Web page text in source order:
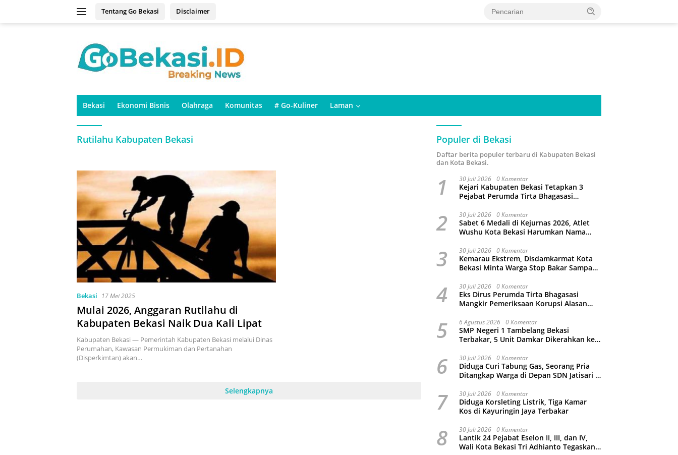
Tentang Go Bekasi Disclaimer
Bekasi Ekonomi Bisnis Olahraga Komunitas # Go-Kuliner Laman
Rutilahu Kabupaten Bekasi
Bekasi 17 Mei 2025
Mulai 2026, Anggaran Rutilahu di
Kabupaten Bekasi Naik Dua Kali Lipat
Kabupaten Bekasi — Pemerintah Kabupaten Bekasi melalui Dinas
Perumahan, Kawasan Permukiman dan Pertanahan
(Disperkimtan) akan…
Selengkapnya
Populer di Bekasi
Daftar berita populer terbaru di Kabupaten Bekasi
dan Kota Bekasi.
1 30 Juli 2026 0 Komentar
Kejari Kabupaten Bekasi Tetapkan 3
Pejabat Perumda Tirta Bhagasasi
Miliar
2 30 Juli 2026 0 Komentar
Sabet 6 Medali di Kejurnas 2026, Atlet
Wushu Kota Bekasi Harumkan Nama
3 30 Juli 2026 0 Komentar
Kemarau Ekstrem, Disdamkarmat Kota
Bekasi Minta Warga Stop Bakar Sampah
4 30 Juli 2026 0 Komentar
Eks Dirus Perumda Tirta Bhagasasi
Mangkir Pemeriksaan Korupsi Alasan
Ancam Jemput Paksa
5 6 Agustus 2026 0 Komentar
SMP Negeri 1 Tambelang Bekasi
Terbakar, 5 Unit Damkar Dikerahkan ke
6 30 Juli 2026 0 Komentar
Diduga Curi Tabung Gas, Seorang Pria
Ditangkap Warga di Depan SDN Jatisari 1
7 30 Juli 2026 0 Komentar
Diduga Korsleting Listrik, Tiga Kamar
Kos di Kayuringin Jaya Terbakar
8 30 Juli 2026 0 Komentar
Lantik 24 Pejabat Eselon II, III, dan IV,
Wali Kota Bekasi Tri Adhianto Tegaskan